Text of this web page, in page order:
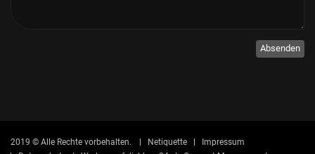
Absenden
2019 © Alle Rechte vorbehalten. Netiquette
Impressum